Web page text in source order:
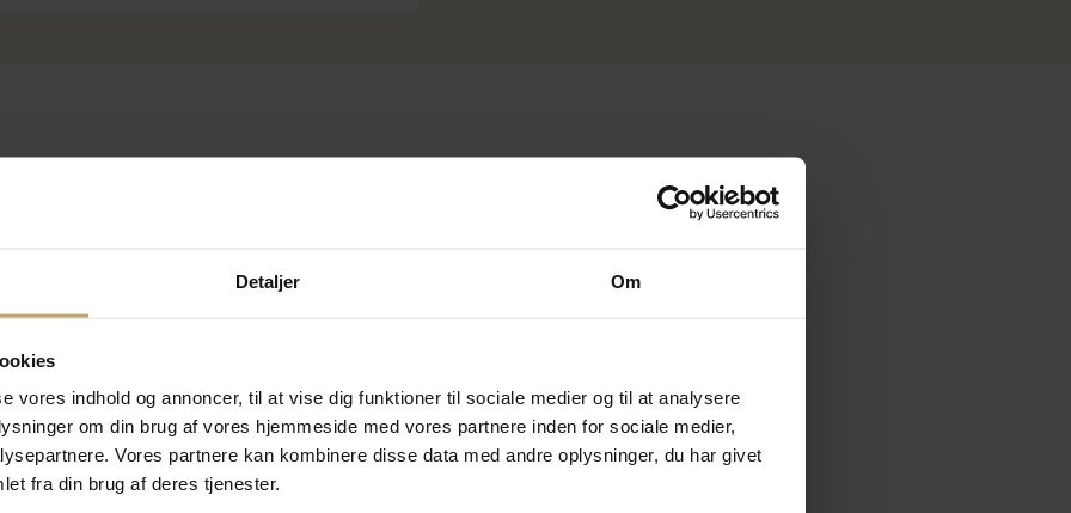
Detaljer Om
vores indhold og annoncer, til at vise dig funktioner til sociale medier og til at analysere
om din brug af vores hjemmeside med vores partnere inden for sociale medier,
Vores partnere kan kombinere disse data med andre oplysninger, du har givet
fra din brug af deres tjenester.